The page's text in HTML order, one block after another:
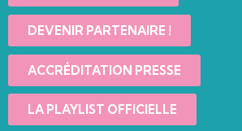
DEVENIR PARTENAIRE !
ACCRÉDITATION PRESSE
LA PLAYLIST OFFICIELLE